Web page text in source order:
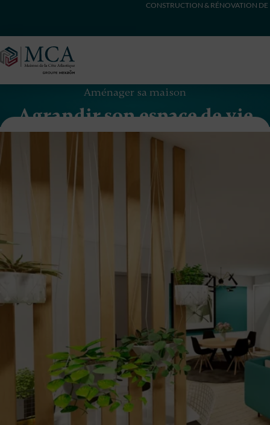
CONSTRUCTION & RÉNOVATION DE
Aménager sa maison
Agrandir son espace de vie